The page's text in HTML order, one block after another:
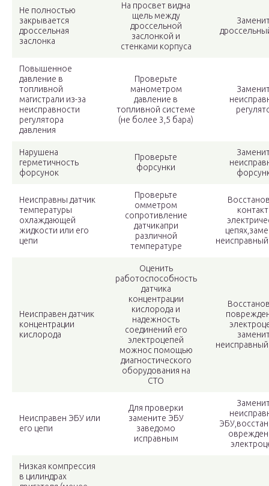
Не полностью
закрывается
дроссельная
заслонка
На просвет видна
щель между
дроссельной
заслонкой и
стенками корпуса
Повышенное
давление в
топливной
магистрали из-за
неисправности
регулятора
давления
Проверьте
манометром
давление в
топливной системе
(не более 3,5 бара)
Нарушена
герметичность
форсунок
Проверьте
форсунки
Неисправны датчик
температуры
охлаждающей
жидкости или его
цепи
Проверьте
омметром
сопротивление
датчикапри
различной
температуре
неисправный
Неисправен датчик
концентрации
кислорода
Оценить
работоспособность
датчика
концентрации
кислорода и
надежность
соединений его
электроцепей
можнос помощью
диагностического
оборудования на
СТО
неисправный
Неисправен ЭБУ или
его цепи
Для проверки
замените ЭБУ
заведомо
исправным
Низкая компрессия
в цилиндрах